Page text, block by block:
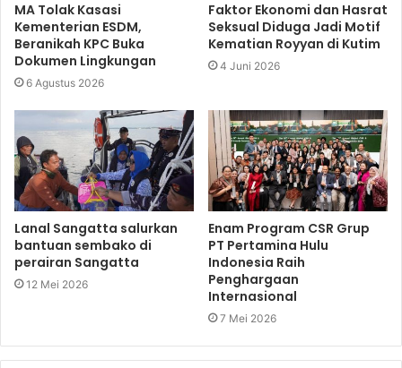
MA Tolak Kasasi
Kementerian ESDM,
Beranikah KPC Buka
Dokumen Lingkungan
6 Agustus 2026
Faktor Ekonomi dan Hasrat
Seksual Diduga Jadi Motif
Kematian Royyan di Kutim
4 Juni 2026
Lanal Sangatta salurkan
bantuan sembako di
perairan Sangatta
12 Mei 2026
Enam Program CSR Grup
PT Pertamina Hulu
Indonesia Raih
Penghargaan
Internasional
7 Mei 2026